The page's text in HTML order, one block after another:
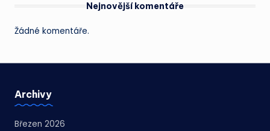
Nejnovější komentáře
Žádné komentáře.
Archivy
Březen 2026